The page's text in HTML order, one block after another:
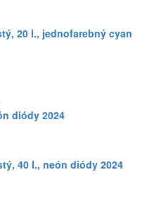
20 l., jednofarebný cyan
diódy 2024
40 l., neón diódy 2024